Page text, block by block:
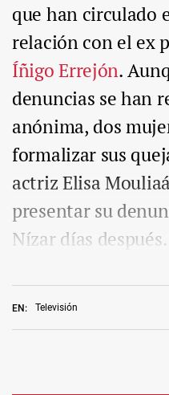
EN: Televisión
que han circulado
relación con el ex
Íñigo Errejón.
denuncias se han
anónima, dos
formalizar sus
actriz Elisa
presentar su
Nízar días después.